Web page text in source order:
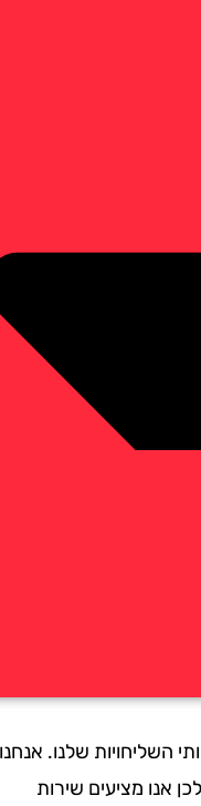
שלנו. אנחנו
מציעים שירות